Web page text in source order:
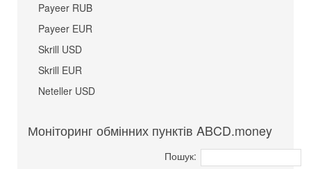
Payeer RUB
Payeer EUR
Skrill USD
Skrill EUR
Neteller USD
Моніторинг обмінних пунктів ABCD.money
Пошук: